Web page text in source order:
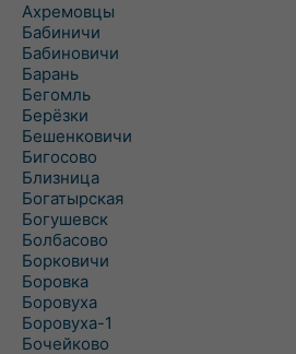
Ахремовцы
Бабиничи
Бабиновичи
Барань
Бегомль
Берёзки
Бешенковичи
Бигосово
Близница
Богатырская
Богушевск
Болбасово
Борковичи
Боровка
Боровуха
Боровуха-1
Бочейково